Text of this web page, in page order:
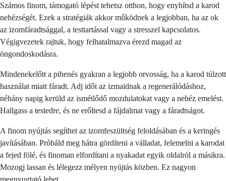
Számos finom, támogató lépést tehetsz otthon, hogy enyhítsd a karod
nehézségét. Ezek a stratégiák akkor működnek a legjobban, ha az ok
az izomfáradtsággal, a testtartással vagy a stresszel kapcsolatos.
Végigvezetek rajtuk, hogy felhatalmazva érezd magad az
öngondoskodásra.
Mindenekelőtt a pihenés gyakran a legjobb orvosság, ha a karod túlzott
használat miatt fáradt. Adj időt az izmaidnak a regenerálódáshoz,
néhány napig kerüld az ismétlődő mozdulatokat vagy a nehéz emelést.
Hallgass a testedre, és ne erőltesd a fájdalmat vagy a fáradtságot.
A finom nyújtás segíthet az izomfeszültség feloldásában és a keringés
javításában. Próbáld meg hátra gördíteni a válladat, felemelni a karodat
a fejed fölé, és finoman elfordítani a nyakadat egyik oldalról a másikra.
Mozogj lassan és lélegezz mélyen nyújtás közben. Ez nagyon
megnyugtató lehet.